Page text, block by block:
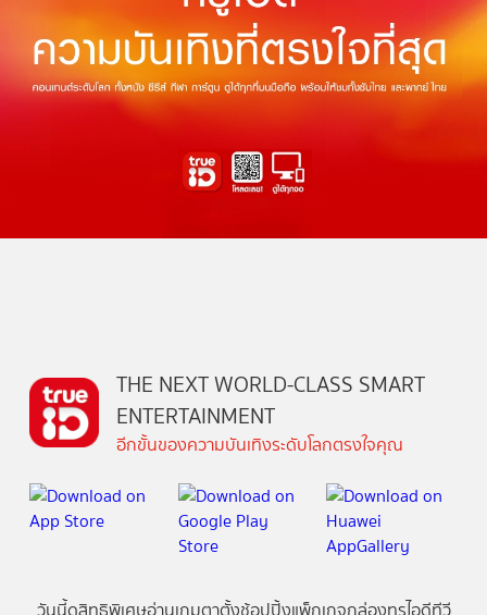
THE NEXT WORLD-CLASS SMART
ENTERTAINMENT
อีกขั้นของความบันเทิงระดับโลกตรงใจคุณ
วันนี้ดูสิทธิพิเศษอ่านเกมตาตั้งช้อปปิ้งแพ็กเกจกล่องทรูไอดีทีวี